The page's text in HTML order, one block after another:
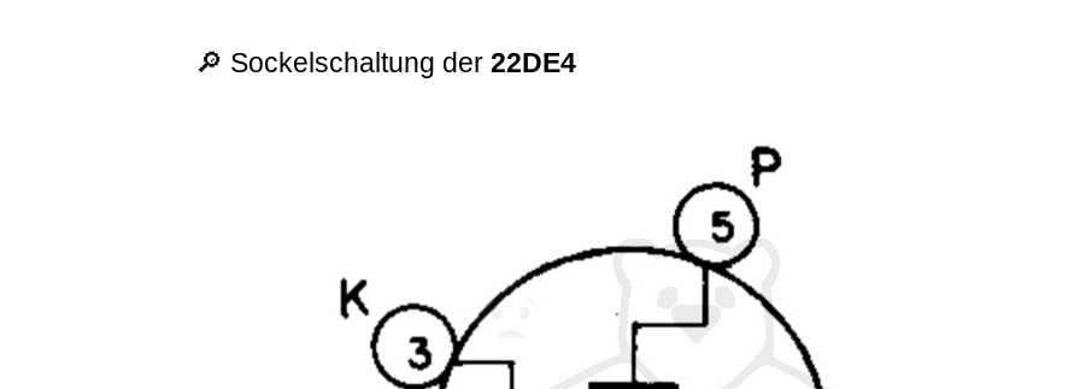
🔎 Sockelschaltung der22DE4